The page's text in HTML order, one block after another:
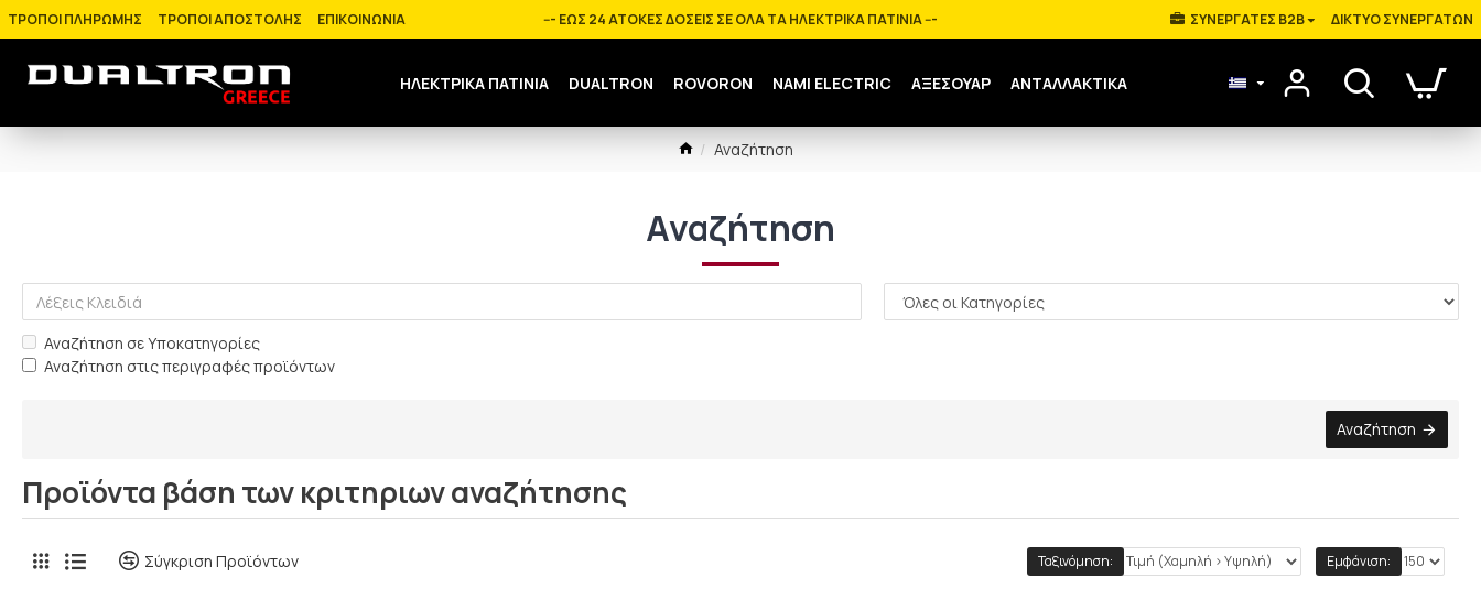
ΤΡΟΠΟΙ ΠΛΗΡΩΜΗΣ ΤΡΟΠΟΙ ΑΠΟΣΤΟΛΗΣ ΕΠΙΚΟΙΝΩΝΙΑ --- ΕΩΣ 24 ΑΤΟΚΕΣ ΔΟΣΕΙΣ ΣΕ ΟΛΑ ΤΑ ΗΛΕΚΤΡΙΚΑ ΠΑΤΙΝΙΑ --- ΣΥΝΕΡΓΑΤΕΣ B2B ΔΊΚΤΥΟ ΣΥΝΕΡΓΑΤΏΝ
ΗΛΕΚΤΡΙΚΑ ΠΑΤΙΝΙΑ DUALTRON ROVORON NAMI ELECTRIC ΑΞΕΣΟΥΑΡ ΑΝΤΑΛΛΑΚΤΙΚΑ
Αναζήτηση
Αναζήτηση
Αναζήτηση σε Υποκατηγορίες
Αναζήτηση στις περιγραφές προϊόντων
Αναζήτηση
Προϊόντα βάση των κριτηριων αναζήτησης
Σύγκριση Προϊόντων Ταξινόμηση: Εμφάνιση: